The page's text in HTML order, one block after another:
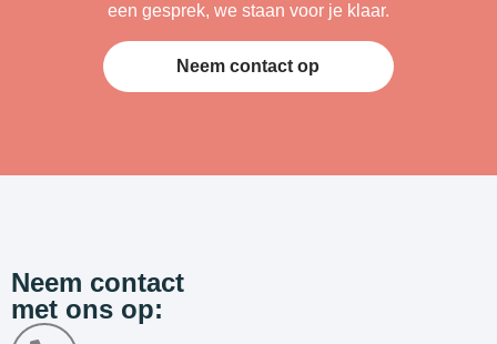
een gesprek, we staan voor je klaar.
Neem contact op
Neem contact
met ons op: